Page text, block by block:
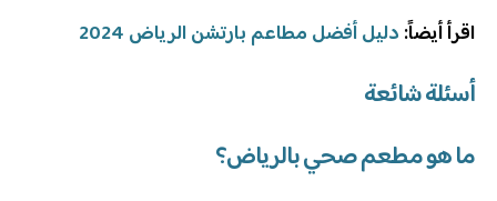
اقرأ أيضاً: دليل أفضل مطاعم بارتشن الرياض 2024
أسئلة شائعة
ما هو مطعم صحي بالرياض؟